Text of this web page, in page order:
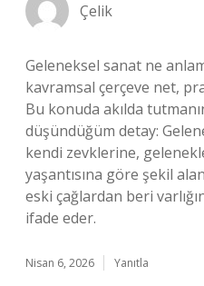
Çelik
Geleneksel sanat ne
kavramsal çerçeve net,
Bu konuda akılda
düşündüğüm detay:
kendi zevklerine,
yaşantısına göre şekil
eski çağlardan beri
ifade eder.
Nisan 6, 2026 Yanıtla